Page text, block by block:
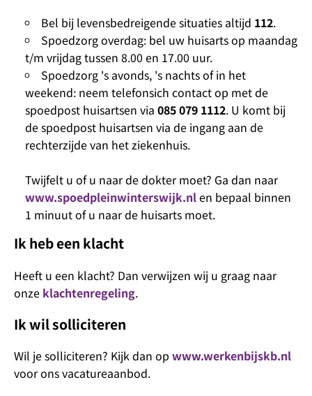
Bel bij levensbedreigende situaties altijd 112.
Spoedzorg overdag: bel uw huisarts op maandag
t/m vrijdag tussen 8.00 en 17.00 uur.
Spoedzorg 's avonds, 's nachts of in het
weekend: neem telefonsich contact op met de
spoedpost huisartsen via 085 079 1112. U komt bij
de spoedpost huisartsen via de ingang aan de
rechterzijde van het ziekenhuis.
Twijfelt u of u naar de dokter moet? Ga dan naar
www.spoedpleinwinterswijk.nlen bepaal binnen
1 minuut of u naar de huisarts moet.
Ik heb een klacht
Heeft u een klacht? Dan verwijzen wij u graag naar
onze klachtenregeling.
Ik wil solliciteren
Wil je solliciteren? Kijk dan op www.werkenbijskb.nl
voor ons vacatureaanbod.